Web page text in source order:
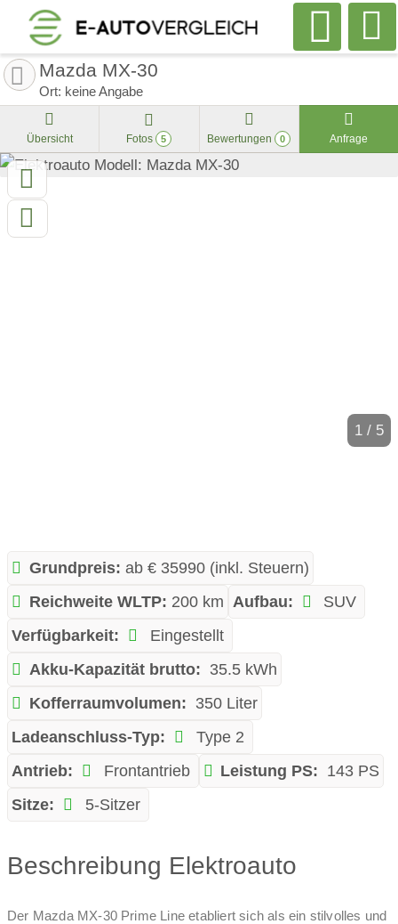
Mazda MX-30
Ort: keine Angabe
Übersicht Fotos 5 Bewertungen 0 Anfrage
1 / 5
Grundpreis: ab € 35990 (inkl. Steuern)
Reichweite WLTP: 200 km Aufbau:
SUV
Verfügbarkeit:
Eingestellt
Akku-Kapazität brutto: 35.5 kWh
Kofferraumvolumen: 350 Liter
Ladeanschluss-Typ:
Type 2
Antrieb:
Frontantrieb Leistung PS: 143 PS
Sitze:
5-Sitzer
Beschreibung Elektroauto
Der Mazda MX-30 Prime Line etabliert sich als ein stilvolles und